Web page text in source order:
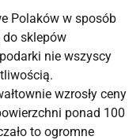
Polaków w sposób
do sklepów
nie wszyscy
wzrosły ceny
ponad 100
to ogromne